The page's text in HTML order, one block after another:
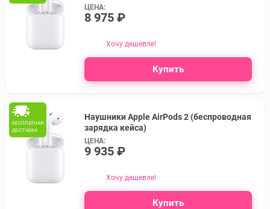
ЦЕНА:
8 975 ₽
Хочу дешевле!
Купить
БЕСПЛАТНАЯ
ДОСТАВКА
Наушники Apple AirPods 2 (беспроводная
зарядка кейса)
ЦЕНА:
9 935 ₽
Хочу дешевле!
Купить